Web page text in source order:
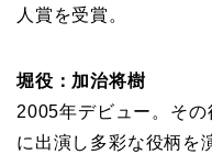
人賞を受賞。
堀役：加治将樹
2005年デビュー。そ
に出演し多彩な役柄を